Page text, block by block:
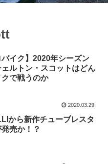
バイク】2020年シーズン
ェルトン・スコットはどん
で戦うのか
2020.03.29
から新作チューブレスタ
売か！？